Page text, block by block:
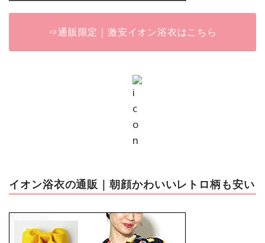
⇒通販限定｜激安イオン浴衣はこちら
イオン浴衣の通販｜朝顔かわいいレトロ柄も安い